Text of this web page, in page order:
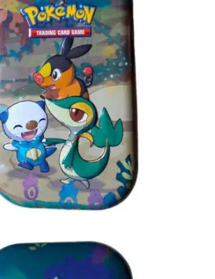
€3.00